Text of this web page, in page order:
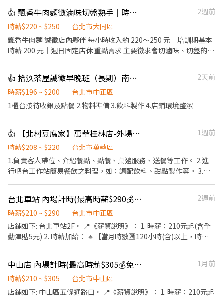
👍 飄香牛肉麵徵滷味切盤熟手｜時薪最高250｜週日固定休
2週前
時薪$220 ~ $250
台北市大同區
飄香牛肉麵 誠徵店內夥伴 每小時收入約 220～250 元｜培訓期基本
時薪 200 元｜週日固定店休 重點需求 主要徵求會切滷味、切盤的熟
容 主要工作包含： 切滷味、切菜、煮麵、出餐、POS 收銀結帳、備
料、環境整理。 早班人員需協助開店。 工作區域 餐期採一人負責一
區，主要區域為： 煮麵區、滷味切盤區 薪資待遇 培訓期基本時薪
基本時薪、營運績效獎勵金及排班配合獎勵金。 每小時收入約 220
～250 元，實際收入依工作表現、出勤狀況、排班配合及店內考核
結果核發。 可穩定獨立站區、滷味切盤熟練、配合度佳者，每小時
收入可達約 250 元。 工作要求 希望你出勤穩定、動作快、態度正
常，能配合現場分工。 到職後會有基本訓練與簡易考核，主要看出
勤、態度、速度、責任感與配合度。 未達基本工作要求者，會依實
際狀況調整工作內容、工作區域或排班安排；如經評估不適合店內
工作需求，將依店內規定及相關法令辦理後續事項。 福利 生日禮金
節日獎金 過年獎金 以上依店內規定及營運狀況發放。 其他 週日固
定店休。 聯絡方式 電話：0953-757-171 地址：台北市大同區寧夏
路 12 號 1 樓
👍 拾汣茶屋誠徵早晚班（長期）南陽/三重
2天前
時薪$196 ~ $200
台北市中正區
1櫃台接待收銀及點餐 2.物料準備 3.飲料製作 4.店鋪環境整潔
👍 【北村豆腐家】萬華桂林店-外場計時
1週前
時薪$208 ~ $220
台北市萬華區
1.負責客人帶位、介紹餐點、點餐、桌邊服務、送餐等工作。 2.進
行吧台工作站簡易餐飲之料理，如：調配飲料、甜點製作等。 3.於
台北車站 內場計時(最高時薪$290💰免費員餐🍜具內場經驗佳)
2週前
時薪$210 ~ $290
台北市中正區
店鋪如下: 台北車站2F。 📍《薪資說明》： 1. 時薪：210元起(含全
勤津貼5元) 2. 時薪加給： 🔸【當月時數🈵120小時(含)以上，時薪
國定假日倍率，以原時薪對應倍率計算。🌟 3. 考核調薪： 🌟通過站
區考核，時薪持續增加!🌟 📍《上班時間》： 早班:09:00-14:00(可面
議，現場討論) 中班:12:00-20:00(可面議，現場討論) 晚班:18:00-
中山店 內場計時(最高時薪$305💰免費員餐🍜具內場經驗佳)
1月前
時薪$210 ~ $305
台北市中山區
店鋪如下: 中山區五條通路口。 📍《薪資說明》： 1. 時薪：210元起